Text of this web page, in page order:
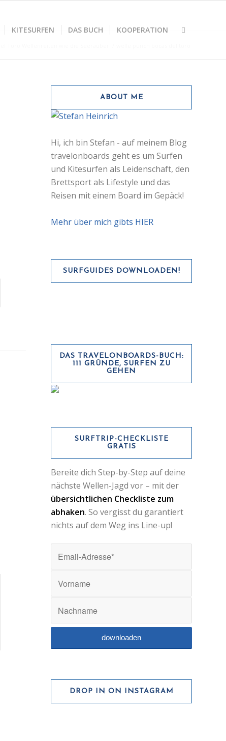
KITESURFEN DAS BUCH KOOPERATION
ABOUT ME
Hi, ich bin Stefan - auf meinem Blog
travelonboards geht es um Surfen
und Kitesurfen als Leidenschaft, den
Brettsport als Lifestyle und das
Reisen mit einem Board im Gepäck!
Mehr über mich gibts HIER
SURFGUIDES DOWNLOADEN!
DAS TRAVELONBOARDS-BUCH:
111 GRÜNDE, SURFEN ZU
GEHEN
SURFTRIP-CHECKLISTE
GRATIS
Bereite dich Step-by-Step auf deine
nächste Wellen-Jagd vor – mit der
übersichtlichen Checkliste zum
abhaken. So vergisst du garantiert
nichts auf dem Weg ins Line-up!
DROP IN ON INSTAGRAM